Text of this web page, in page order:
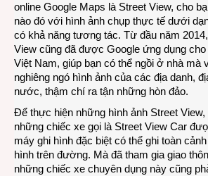
online Google Maps là Street View, cho
nào đó với hình ảnh chụp thực tế dưới
có khả năng tương tác. Từ đầu năm
View cũng đã được Google ứng dụng cho
Việt Nam, giúp bạn có thể ngồi ở nhà mà
nghiêng ngó hình ảnh của các địa danh,
nước, thậm chí ra tận những hòn đảo.
Để thực hiện những hình ảnh Street
những chiếc xe gọi là Street View Car
máy ghi hình đặc biệt có thể ghi toàn
hình trên đường. Mà đã tham gia giao
những chiếc xe chuyên dụng này cũng